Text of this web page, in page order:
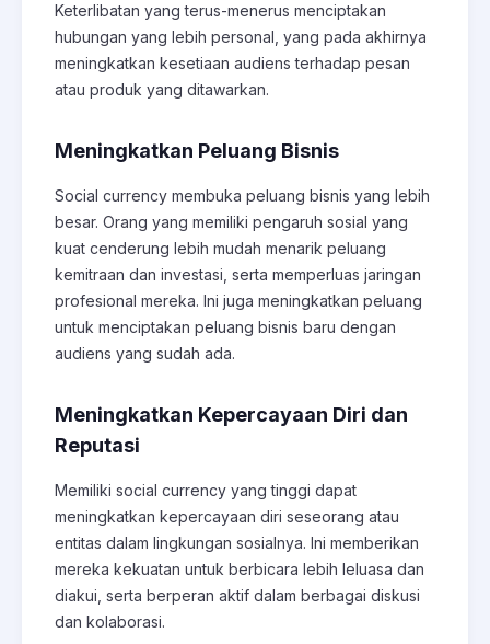
Keterlibatan yang terus-menerus menciptakan
hubungan yang lebih personal, yang pada akhirnya
meningkatkan kesetiaan audiens terhadap pesan
atau produk yang ditawarkan.
Meningkatkan Peluang Bisnis
Social currency membuka peluang bisnis yang lebih
besar. Orang yang memiliki pengaruh sosial yang
kuat cenderung lebih mudah menarik peluang
kemitraan dan investasi, serta memperluas jaringan
profesional mereka. Ini juga meningkatkan peluang
untuk menciptakan peluang bisnis baru dengan
audiens yang sudah ada.
Meningkatkan Kepercayaan Diri dan
Reputasi
Memiliki social currency yang tinggi dapat
meningkatkan kepercayaan diri seseorang atau
entitas dalam lingkungan sosialnya. Ini memberikan
mereka kekuatan untuk berbicara lebih leluasa dan
diakui, serta berperan aktif dalam berbagai diskusi
dan kolaborasi.